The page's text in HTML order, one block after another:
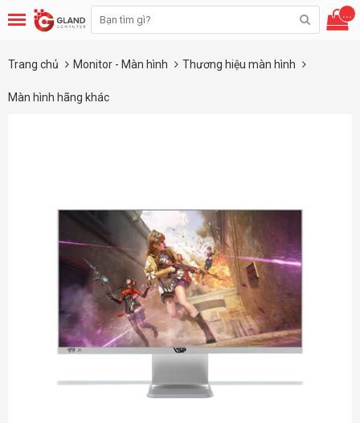
...
Trang chủ Monitor - Màn hình Thương hiệu màn hình
Màn hình hãng khác